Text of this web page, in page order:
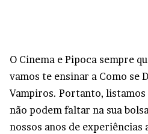
O Cinema e Pipoca sempre
vamos te ensinar a Como se
Vampiros. Portanto,
não podem faltar na sua
nossos anos de